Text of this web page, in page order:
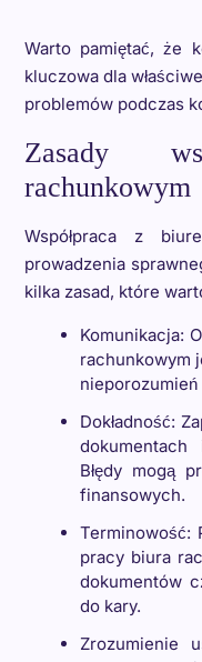
Warto pamiętać, że
kluczowa dla
problemów podczas
Zasady
rachunkowym
Współpraca z
prowadzenia
kilka zasad, które
Komunikacja:
rachunkowym
nieporozumień
Dokładność:
Błędy mogą
finansowych.
Terminowość:
pracy biura
dokumentów
do kary.
Zrozumienie